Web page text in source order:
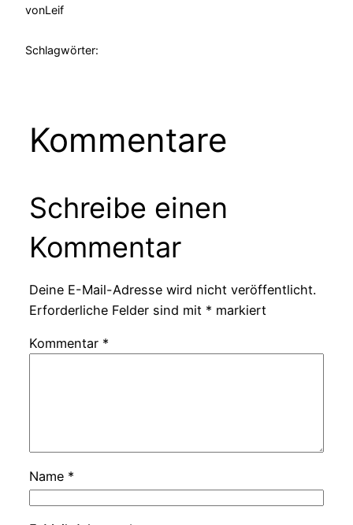
vonLeif
Schlagwörter:
Kommentare
Schreibe einen
Kommentar
Deine E-Mail-Adresse wird nicht veröffentlicht.
Erforderliche Felder sind mit * markiert
Kommentar *
Name *